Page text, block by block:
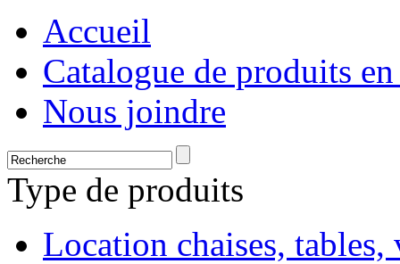
Accueil
Catalogue de produits
Nous joindre
Type de produits
Location chaises,